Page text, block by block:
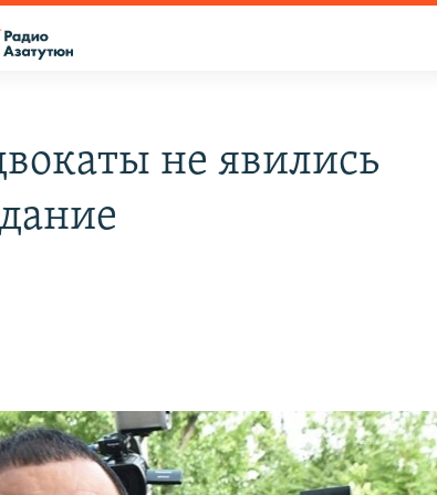
не явились